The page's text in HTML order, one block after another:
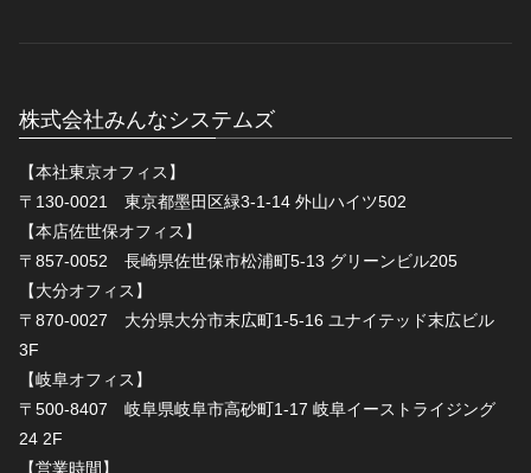
株式会社みんなシステムズ
【本社東京オフィス】
〒130-0021 東京都墨田区緑3-1-14 外山ハイツ502
【本店佐世保オフィス】
〒857-0052 長崎県佐世保市松浦町5-13 グリーンビル205
【大分オフィス】
〒870-0027 大分県大分市末広町1-5-16 ユナイテッド末広ビル
3F
【岐阜オフィス】
〒500-8407 岐阜県岐阜市高砂町1-17 岐阜イーストライジング
24 2F
【営業時間】